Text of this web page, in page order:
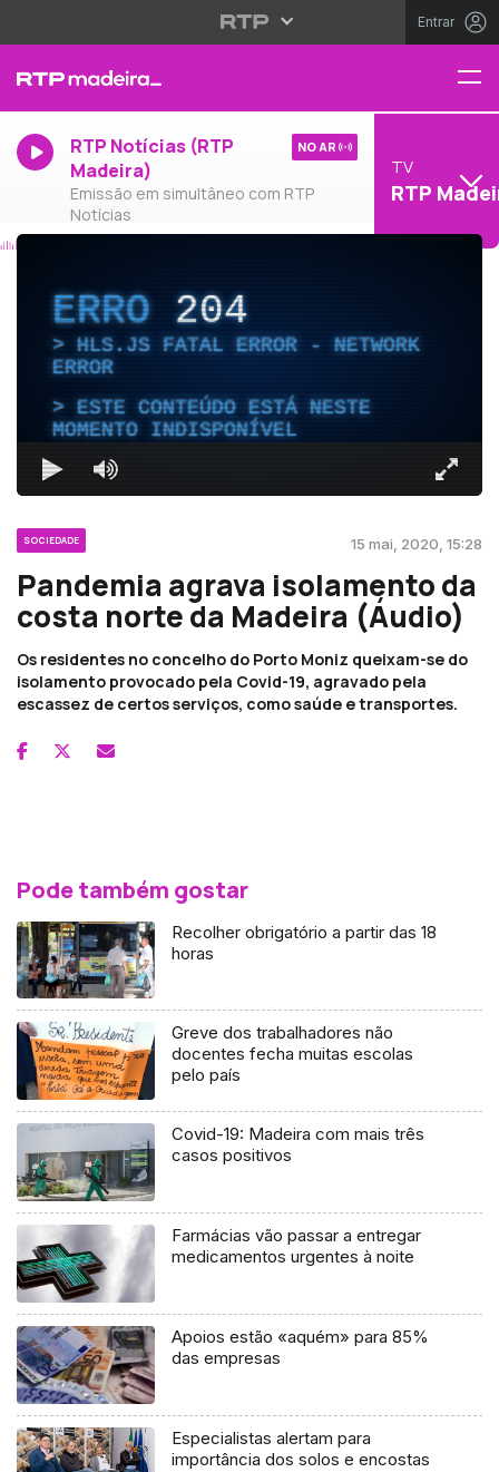
Entrar
RTP Notícias (RTP
Madeira)
Emissão em simultâneo com RTP
Notícias
NO AR
TV
RTP
ERRO204
HLS.JS FATAL ERROR - NETWORK
ERROR
ESTE CONTEÚDO ESTÁ NESTE
MOMENTO INDISPONÍVEL
SOCIEDADE 15 mai, 2020, 15:28
Pandemia agrava isolamento da
costa norte da Madeira (Áudio)
Os residentes no concelho do Porto Moniz queixam-se do
isolamento provocado pela Covid-19, agravado pela
escassez de certos serviços, como saúde e transportes.
Pode também gostar
Recolher obrigatório a partir das 18
horas
Greve dos trabalhadores não
docentes fecha muitas escolas
pelo país
Covid-19: Madeira com mais três
casos positivos
Farmácias vão passar a entregar
medicamentos urgentes à noite
Apoios estão «aquém» para 85%
das empresas
Especialistas alertam para
importância dos solos e encostas